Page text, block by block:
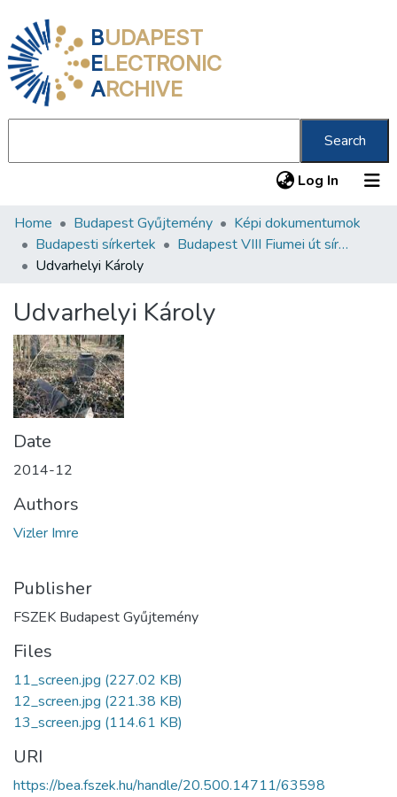
BUDAPEST
ELECTRONIC
ARCHIVE
Search
Log In (current)
Communities & Collections
All of DSpace
About us
Home Budapest Gyűjtemény
Képi dokumentumok
Budapesti sírkertek
Budapest VIII Fiumei út sírkert 2. rész
Udvarhelyi Károly
Udvarhelyi Károly
Date
2014-12
Authors
Vizler Imre
Publisher
FSZEK Budapest Gyűjtemény
Files
11_screen.jpg (227.02 KB)
12_screen.jpg (221.38 KB)
13_screen.jpg (114.61 KB)
URI
https://bea.fszek.hu/handle/20.500.14711/63598